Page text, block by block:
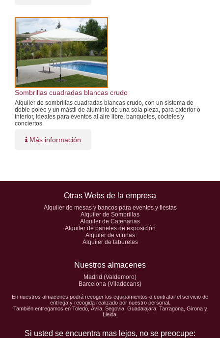
Sombrillas cuadradas blancas crudo
Alquiler de sombrillas cuadradas blancas crudo, con un sistema de
doble poleo y un mástil de aluminio de una sola pieza, para exterior o
interior, ideales para eventos al aire libre, banquetes, cócteles y
conciertos.
Más información
Otras Webs de la empresa
Alquiler de mesas y bancos para eventos y fiestas
Alquiler de Sombrillas
Alquiler de Catenarias
Alquiler de paneles de exposición
Alquiler de vitrinas
Alquiler de taburetes
Nuestros almacenes
Madrid (Valdemoro)
Barcelona (Viladecans)
En nuestros almacenes podrá recoger los equipamientos o contratar el servicio de
entrega y recogida realizado por nuestro personal.
También entregamos en Toledo, Ávila, Segovia, Guadalajara, Tarragona, Girona y
Lleida.
Si usted se encuentra mas lejos, no se preocupe: